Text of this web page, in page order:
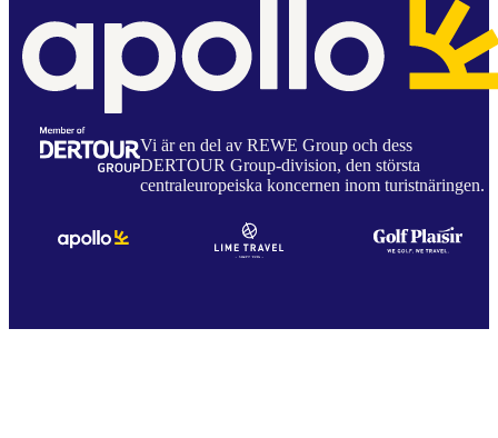
Vi är en del av REWE Group och dess
DERTOUR Group-division, den största
centraleuropeiska koncernen inom turistnäringen.